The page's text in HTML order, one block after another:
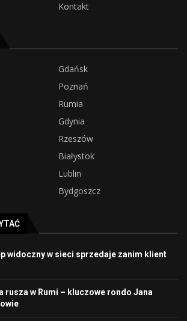
Kontakt
Gdańsk
Poznań
Rumia
Gdynia
Rzeszów
Białystok
Lublin
Bydgoszcz
widoczny w sieci sprzedaje zanim klient
rusza w Rumi – kluczowe rondo Jana